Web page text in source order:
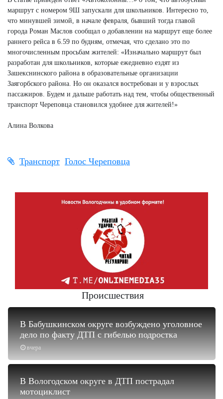
маршрут с номером 9Ш запускали для школьников. Интересно то,
что минувшей зимой, в начале февраля, бывший тогда главой
города Роман Маслов сообщал о добавлении на маршрут еще более
раннего рейса в 6.59 по будням, отмечая, что сделано это по
многочисленным просьбам жителей: «Изначально маршрут был
разработан для школьников, которые ежедневно ездят из
Зашекснинского района в образовательные организации
Заягорбского района. Но он оказался востребован и у взрослых
пассажиров. Будем и дальше работать над тем, чтобы общественный
транспорт Череповца становился удобнее для жителей!»
Алина Волкова
Транспорт Голос Череповца
Происшествия
вчера
В Бабушкинском округе возбуждено уголовное
дело по факту ДТП с гибелью подростка
В Вологодском округе в ДТП пострадал
мотоциклист